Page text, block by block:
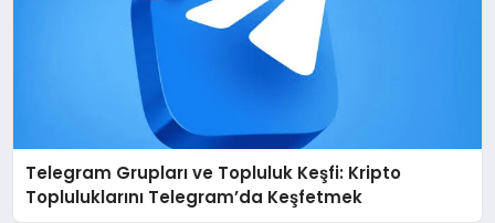
Telegram Grupları ve Topluluk Keşfi: Kripto
Topluluklarını Telegram’da Keşfetmek